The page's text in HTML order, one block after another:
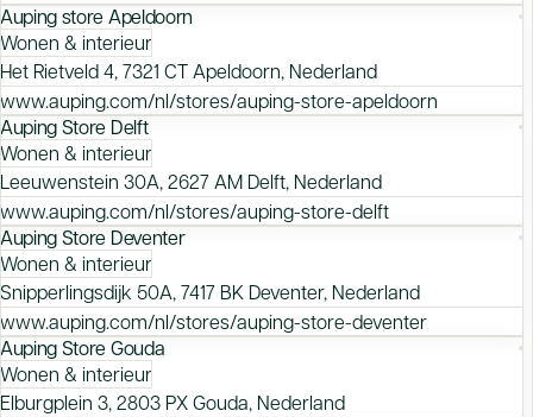
Auping store Apeldoorn
Wonen & interieur
Het Rietveld 4, 7321 CT Apeldoorn, Nederland
www.auping.com/nl/stores/auping-store-apeldoorn
Auping Store Delft
Wonen & interieur
Leeuwenstein 30A, 2627 AM Delft, Nederland
www.auping.com/nl/stores/auping-store-delft
Auping Store Deventer
Wonen & interieur
Snipperlingsdijk 50A, 7417 BK Deventer, Nederland
www.auping.com/nl/stores/auping-store-deventer
Auping Store Gouda
Wonen & interieur
Elburgplein 3, 2803 PX Gouda, Nederland